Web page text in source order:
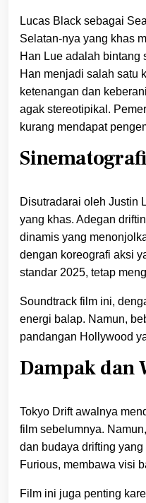
Lucas Black sebagai
Selatan-nya yang khas
Han Lue adalah bintang
Han menjadi salah satu
ketenangan dan
agak stereotipikal.
kurang mendapat
Disutradarai oleh Justin
yang khas. Adegan
dinamis yang
dengan koreografi aksi
standar 2025, tetap
Soundtrack film ini,
energi balap. Namun,
pandangan Hollywood
Dampak dan
Tokyo Drift awalnya
film sebelumnya.
dan budaya drifting
Furious, membawa visi
Film ini juga penting